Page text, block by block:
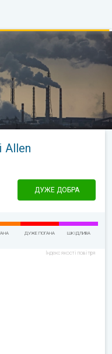
Allen
ДУЖЕ ДОБРА
ДУЖЕ ПОГАНА ШКІДЛИВА
Індекс якості повітря